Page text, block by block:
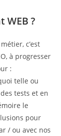
WEB ?
c’est
à progresser
:
telle ou
tests et en
le
pour
/ ou avec nos